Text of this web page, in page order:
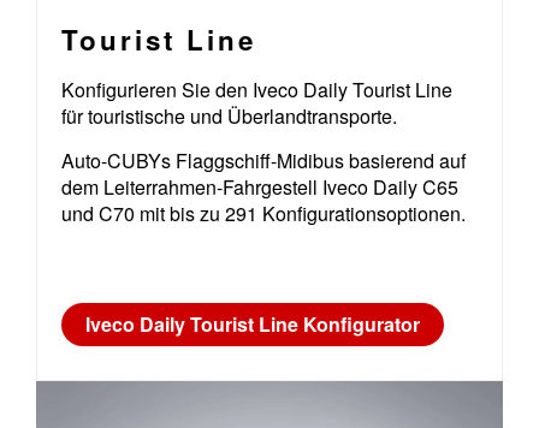
Tourist Line
Konfigurieren Sie den Iveco Daily Tourist Line
für touristische und Überlandtransporte.
Auto-CUBYs Flaggschiff-Midibus basierend auf
dem Leiterrahmen-Fahrgestell Iveco Daily C65
und C70 mit bis zu 291 Konfigurationsoptionen.
Iveco Daily Tourist Line Konfigurator